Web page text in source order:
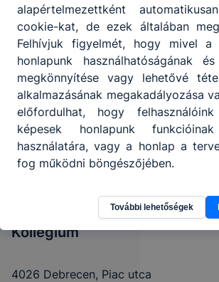
Debreceni SZC
Bethlen Gábor
Kollégium
4026 Debrecen, Piac utca
alapértelmezettként
cookie-kat, de ezek általában
Felhívjuk figyelmét, hogy mivel a
honlapunk használhatóságának
megkönnyítése vagy lehetővé
alkalmazásának megakadályozása
előfordulhat, hogy
képesek honlapunk
használatára, vagy a honlap a
fog működni böngészőjében.
További lehetőségek